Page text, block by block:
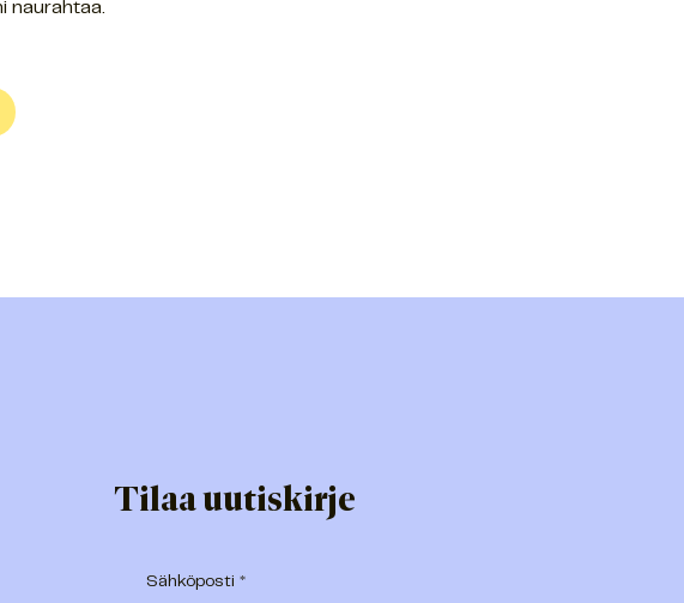
naurahtaa.
Tilaa uutiskirje
Sähköposti *